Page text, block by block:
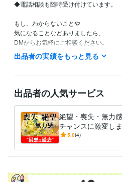
◆電話相談も随時受け付けています。
もし、わからないことや
気になることなどありましたら、
DMからお気軽にご相談ください。
あなたの心と身体に余裕が広がるきっ
悩み相談・カウンセリング 気功、瞑
出品者の実績をもっと見る
出品者の人気サービス
絶望・喪失・無力
チャンスに激変し
を過去に――エネ
5.0(4)